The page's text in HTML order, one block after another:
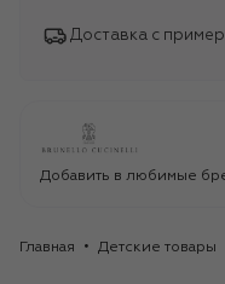
Доставка с
Добавить в любимые
Главная Детские товары